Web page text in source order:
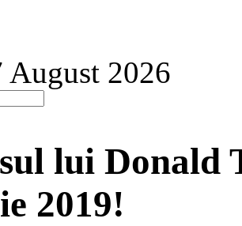
2026
lui Donald
2019!